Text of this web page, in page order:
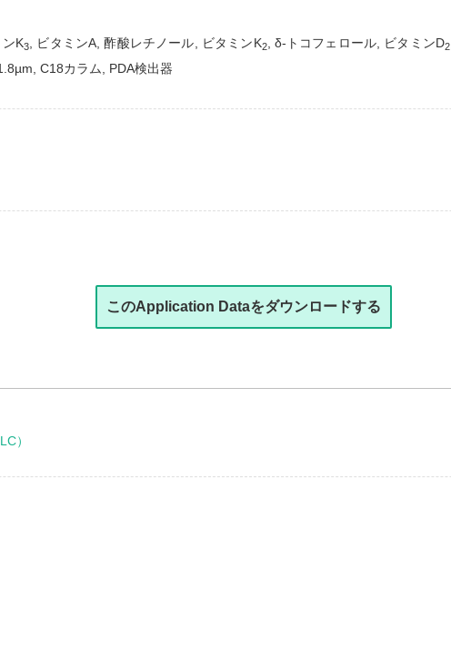
ンK3 , ビタミンA, 酢酸レチノール, ビタミンK2, δ-トコフェロール, ビタミンD2
1.8µm, C18カラム, PDA検出器
このApplication Dataをダウンロードする
）